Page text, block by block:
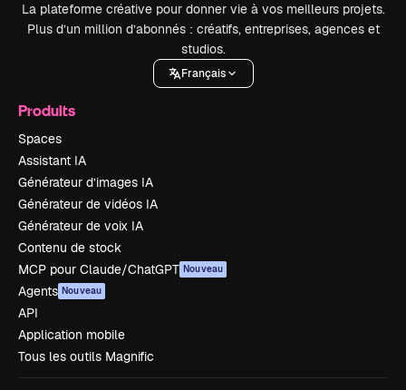
La plateforme créative pour donner vie à vos meilleurs projets.
Plus d’un million d’abonnés : créatifs, entreprises, agences et
studios.
Français
Produits
Spaces
Assistant IA
Générateur d’images IA
Générateur de vidéos IA
Générateur de voix IA
Contenu de stock
MCP pour Claude/ChatGPT Nouveau
Agents Nouveau
API
Application mobile
Tous les outils Magnific